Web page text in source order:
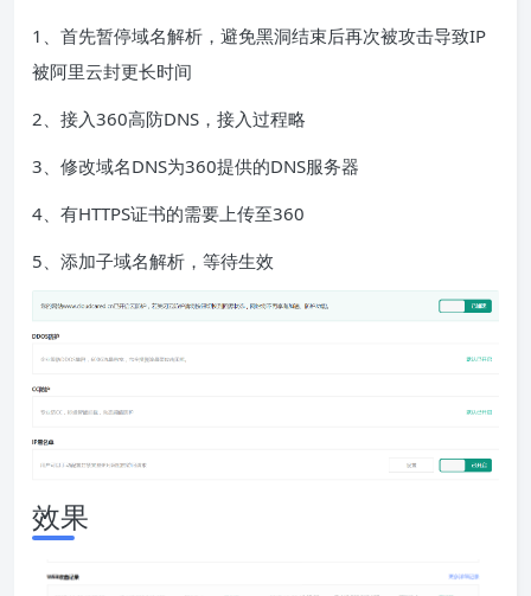
1、首先暂停域名解析，避免黑洞结束后再次被攻击导致IP
被阿里云封更长时间
2、接入360高防DNS，接入过程略
3、修改域名DNS为360提供的DNS服务器
4、有HTTPS证书的需要上传至360
5、添加子域名解析，等待生效
效果